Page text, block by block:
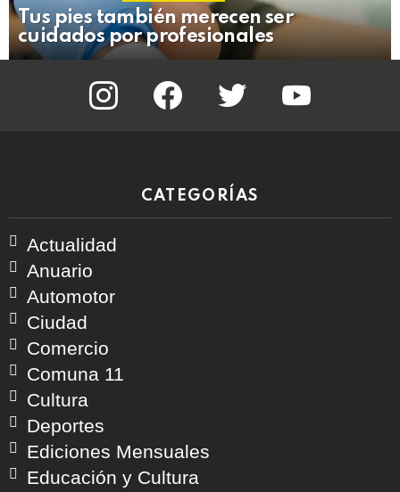
Tus pies también merecen ser
cuidados por profesionales
instagram facebook twitter youtube
CATEGORÍAS
Actualidad
Anuario
Automotor
Ciudad
Comercio
Comuna 11
Cultura
Deportes
Ediciones Mensuales
Educación y Cultura